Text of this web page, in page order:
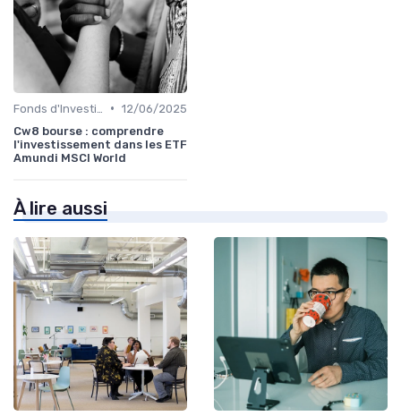
• 12/06/2025
Cw8 bourse : comprendre
l'investissement dans les ETF
Amundi MSCI World
À lire aussi